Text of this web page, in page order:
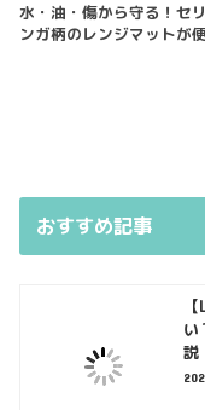
水・油・傷から守る！セ
ンガ柄のレンジマットが
おすすめ記事
い
説